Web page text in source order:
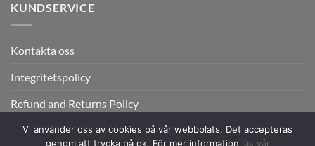
KUNDSERVICE
Kontakta oss
Integritetspolicy
Refund and Returns Policy
Vi använder oss av cookies på vår webbplats, Det accepteras
genom att trycka på ok. För mer information läs vår